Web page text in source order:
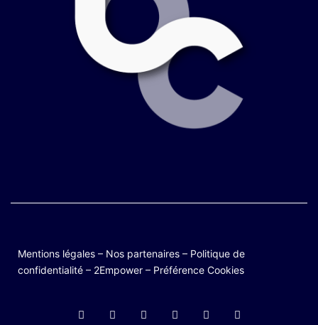
Mentions légales – Nos partenaires – Politique de
confidentialité – 2Empower – Préférence Cookies